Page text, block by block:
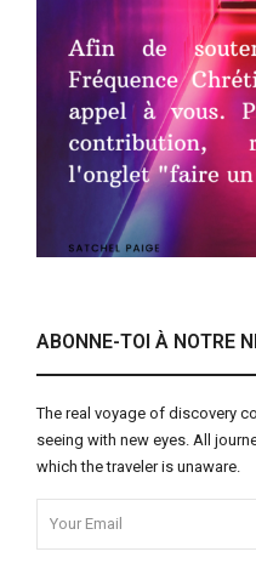
ABONNE-TOI À NOTRE
The real voyage of discovery
seeing with new eyes. All
which the traveler is unaware.